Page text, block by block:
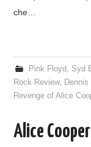
POLICY/COOKIES
che…
Pink Floyd, Syd
Rock Review, Dennis
Revenge of Alice
Alice